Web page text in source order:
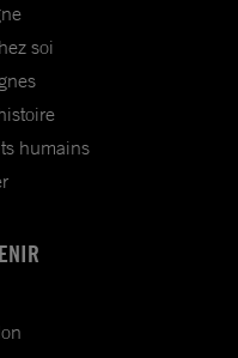
soi
humains